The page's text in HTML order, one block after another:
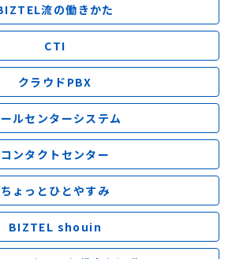
流の働きかた
CTI
クラウドPBX
ルセンターシステム
コンタクトセンター
ちょっとひとやすみ
BIZTEL shouin